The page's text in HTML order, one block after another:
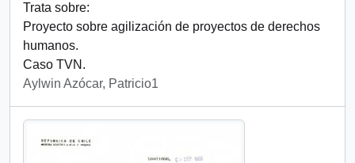
Trata sobre:
Proyecto sobre agilización de proyectos de derechos
humanos.
Caso TVN.
Aylwin Azócar, Patricio1